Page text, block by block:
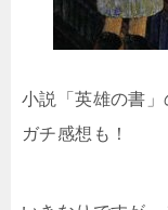
小説「英雄の書」
ガチ感想も！